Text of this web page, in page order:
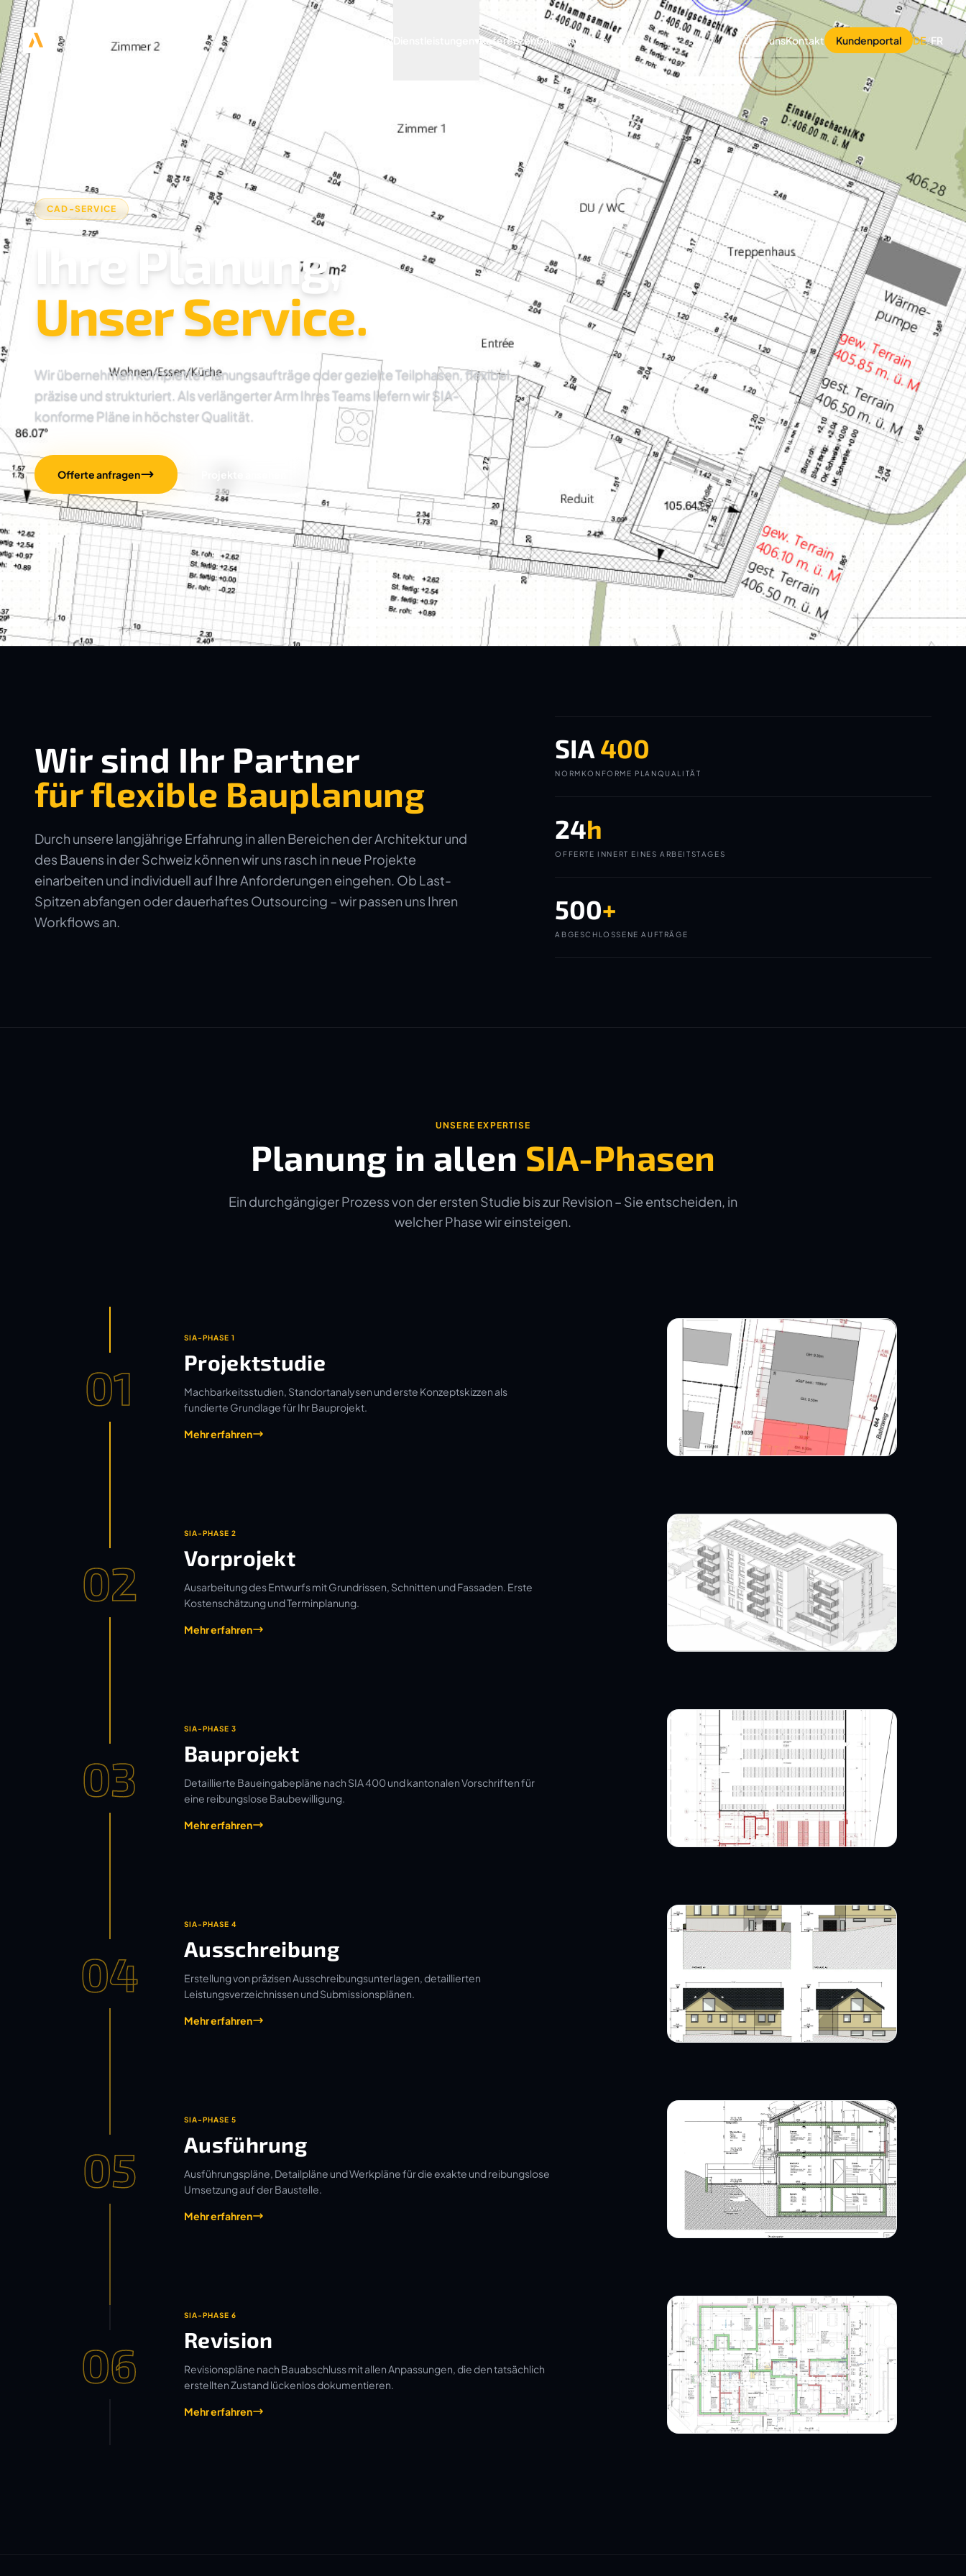
ArchifyDienstleistungen ReferenzenOnline Anfrage Über unsKontakt Kundenportal DE/FR
CAD-SERVICE
Ihre Planung,
Unser Service.
Wir übernehmen komplette Planungsaufträge oder gezielte Teilphasen, flexibel,
präzise und strukturiert. Als verlängerter Arm Ihres Teams liefern wir SIA-
konforme Pläne in höchster Qualität.
Offerte anfragen
Wir sind Ihr Partner
für flexible Bauplanung
Durch unsere langjährige Erfahrung in allen Bereichen der Architektur und
des Bauens in der Schweiz können wir uns rasch in neue Projekte
einarbeiten und individuell auf Ihre Anforderungen eingehen. Ob Last-
Spitzen abfangen oder dauerhaftes Outsourcing – wir passen uns Ihren
Workflows an.
SIA 400
NORMKONFORME PLANQUALITÄT
24h
OFFERTE INNERT EINES ARBEITSTAGES
500+
ABGESCHLOSSENE AUFTRÄGE
UNSERE EXPERTISE
Planung in allen SIA-Phasen
Ein durchgängiger Prozess von der ersten Studie bis zur Revision – Sie entscheiden, in
welcher Phase wir einsteigen.
01
SIA-PHASE 1
Projektstudie
Machbarkeitsstudien, Standortanalysen und erste Konzeptskizzen als
fundierte Grundlage für Ihr Bauprojekt.
Mehr erfahren
02
SIA-PHASE 2
Vorprojekt
Ausarbeitung des Entwurfs mit Grundrissen, Schnitten und Fassaden. Erste
Kostenschätzung und Terminplanung.
Mehr erfahren
03
SIA-PHASE 3
Bauprojekt
Detaillierte Baueingabepläne nach SIA 400 und kantonalen Vorschriften für
eine reibungslose Baubewilligung.
Mehr erfahren
04
SIA-PHASE 4
Ausschreibung
Erstellung von präzisen Ausschreibungsunterlagen, detaillierten
Leistungsverzeichnissen und Submissionsplänen.
Mehr erfahren
05
SIA-PHASE 5
Ausführung
Ausführungspläne, Detailpläne und Werkpläne für die exakte und reibungslose
Umsetzung auf der Baustelle.
Mehr erfahren
06
SIA-PHASE 6
Revision
Revisionspläne nach Bauabschluss mit allen Anpassungen, die den tatsächlich
erstellten Zustand lückenlos dokumentieren.
Mehr erfahren